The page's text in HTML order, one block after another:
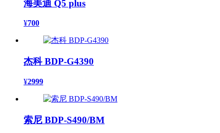
海美迪 Q5 plus
¥700
杰科 BDP-G4390
¥2999
索尼 BDP-S490/BM